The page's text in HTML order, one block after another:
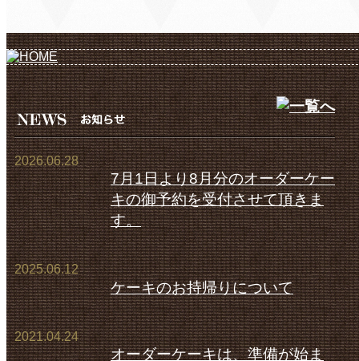
2026.06.28
7月1日より8月分のオーダーケー
キの御予約を受付させて頂きま
す。
2025.06.12
ケーキのお持帰りについて
2021.04.24
オーダーケーキは、準備が始ま